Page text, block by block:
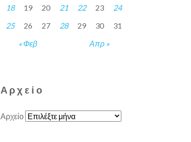
« Φεβ Απρ »
18
19 20 21 22 23
24
25
26 27 28 29 30 31
Αρχείο
Αρχείο